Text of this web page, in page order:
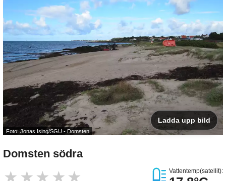
Foto: Jonas Ising/SGU - Domsten
Ladda upp bild
Domsten södra
★ ★ ★ ★ ★ Vattentemp(satellit):